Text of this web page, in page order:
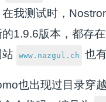
我测试时，
1.9.6版本，都存
站
www.nazgul.ch 也有
也出现过目录穿